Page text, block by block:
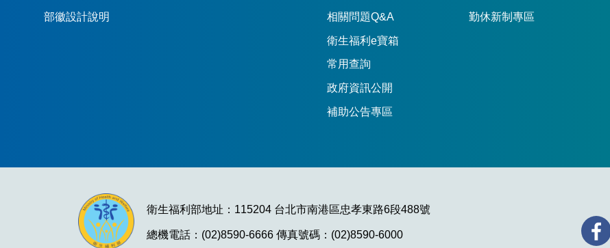
部徽設計說明 相關問題Q&A
衛生福利e寶箱
常用查詢
政府資訊公開
補助公告專區
勤休新制專區
衛生福利部地址：115204 台北市南港區忠孝東路6段488號
總機電話：(02)8590-6666 傳真號碼：(02)8590-6000